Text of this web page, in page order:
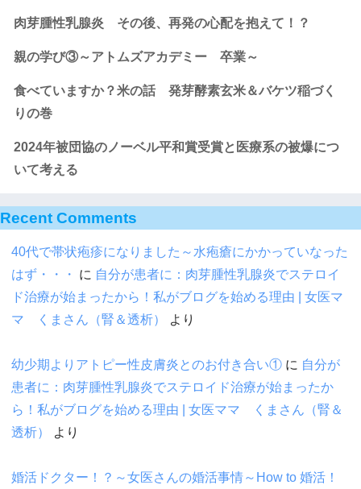
肉芽腫性乳腺炎 その後、再発の心配を抱えて！？
親の学び③～アトムズアカデミー 卒業～
食べていますか？米の話 発芽酵素玄米＆バケツ稲づく
りの巻
2024年被団協のノーベル平和賞受賞と医療系の被爆につ
いて考える
Recent Comments
40代で帯状疱疹になりました～水疱瘡にかかっていなった
はず・・・
に 自分が患者に：肉芽腫性乳腺炎でステロイ
ド治療が始まったから！私がブログを始める理由 | 女医マ
マ くまさん（腎＆透析）
より
幼少期よりアトピー性皮膚炎とのお付き合い① に 自分が
患者に：肉芽腫性乳腺炎でステロイド治療が始まったか
ら！私がブログを始める理由 | 女医ママ くまさん（腎＆
透析）
より
婚活ドクター！？～女医さんの婚活事情～How to 婚活！